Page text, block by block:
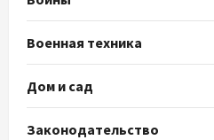
Военная техника
Дом и сад
Законодательство